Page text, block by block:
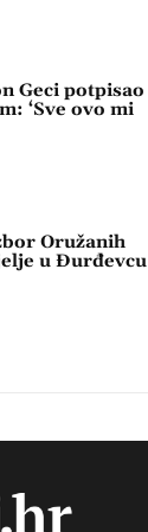
Geci potpisao
‘Sve ovo mi
Oružanih
u Đurđevcu